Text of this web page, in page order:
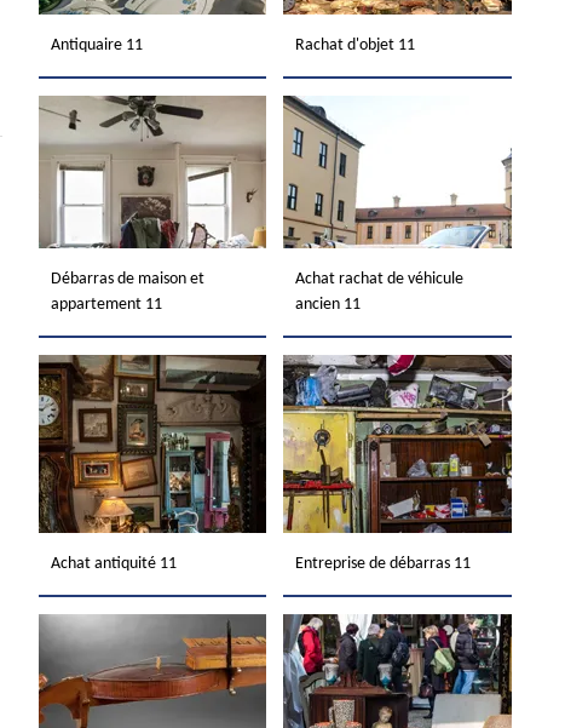
Antiquaire 11 Rachat d'objet 11
Débarras de maison et
appartement 11
Achat rachat de véhicule
ancien 11
Achat antiquité 11 Entreprise de débarras 11